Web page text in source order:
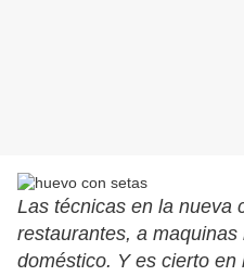
Las técnicas en la nueva
restaurantes, a
doméstico. Y es cierto